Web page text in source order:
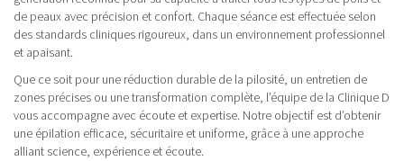
de peaux avec précision et confort. Chaque séance est effectuée selon
des standards cliniques rigoureux, dans un environnement professionnel
et apaisant.
Que ce soit pour une réduction durable de la pilosité, un entretien de
zones précises ou une transformation complète, l’équipe de la Clinique D
vous accompagne avec écoute et expertise. Notre objectif est d’obtenir
une épilation efficace, sécuritaire et uniforme, grâce à une approche
alliant science, expérience et écoute.